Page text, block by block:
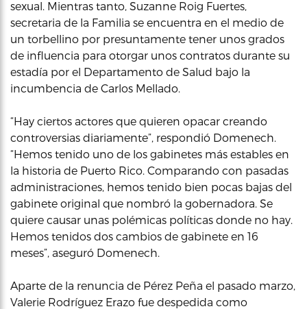
sexual. Mientras tanto, Suzanne Roig Fuertes,
secretaria de la Familia se encuentra en el medio de
un torbellino por presuntamente tener unos grados
de influencia para otorgar unos contratos durante su
estadía por el Departamento de Salud bajo la
incumbencia de Carlos Mellado.
“Hay ciertos actores que quieren opacar creando
controversias diariamente”, respondió Domenech.
“Hemos tenido uno de los gabinetes más estables en
la historia de Puerto Rico. Comparando con pasadas
administraciones, hemos tenido bien pocas bajas del
gabinete original que nombró la gobernadora. Se
quiere causar unas polémicas políticas donde no hay.
Hemos tenidos dos cambios de gabinete en 16
meses”, aseguró Domenech.
Aparte de la renuncia de Pérez Peña el pasado marzo,
Valerie Rodríguez Erazo fue despedida como